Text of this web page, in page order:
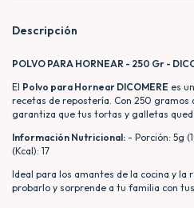
Descripción
POLVO PARA HORNEAR - 250 Gr -
El Polvo para Hornear DICOMERE es
recetas de repostería. Con 250 gramos
garantiza que tus tortas y galletas
Información Nutricional: - Porción: 5g
(Kcal): 17
Ideal para los amantes de la cocina y la
probarlo y sorprende a tu familia con